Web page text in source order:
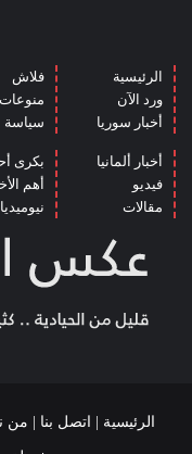
الرئيسية
ورد الآن
أخبار سوريا
فلاش
منوعات
سياسة
أخبار ألمانيا
فيديو
مقالات
بكرى
أهم
نيوميديا
الرئيسية اتصل بنا من